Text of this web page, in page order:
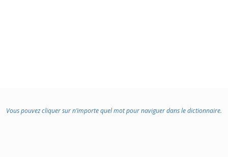
Vous pouvez cliquer sur n’importe quel mot pour naviguer dans le dictionnaire.